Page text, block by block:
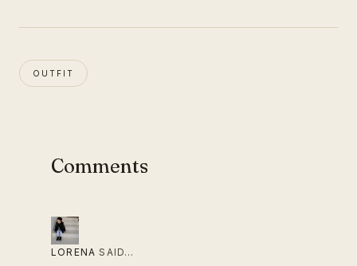
OUTFIT
Comments
LORENA SAID…